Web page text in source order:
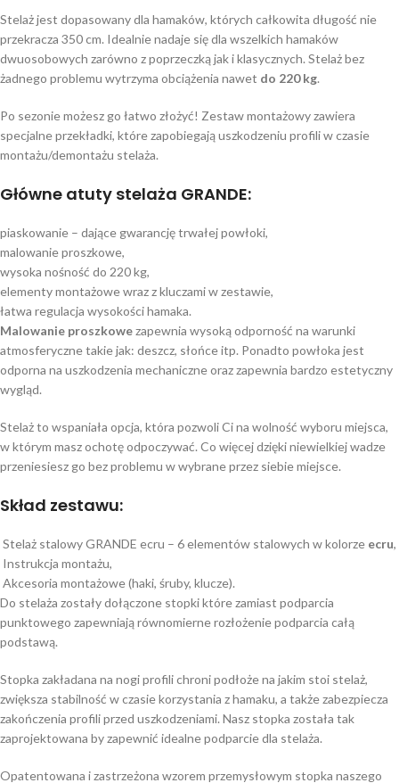
Stelaż jest dopasowany dla hamaków, których całkowita długość nie
przekracza 350 cm. Idealnie nadaje się dla wszelkich hamaków
dwuosobowych zarówno z poprzeczką jak i klasycznych. Stelaż bez
żadnego problemu wytrzyma obciążenia nawet do 220 kg.
Po sezonie możesz go łatwo złożyć! Zestaw montażowy zawiera
specjalne przekładki, które zapobiegają uszkodzeniu profili w czasie
montażu/demontażu stelaża.
Główne atuty stelaża GRANDE:
piaskowanie – dające gwarancję trwałej powłoki,
malowanie proszkowe,
wysoka nośność do 220 kg,
elementy montażowe wraz z kluczami w zestawie,
łatwa regulacja wysokości hamaka.
Malowanie proszkowezapewnia wysoką odporność na warunki
atmosferyczne takie jak: deszcz, słońce itp. Ponadto powłoka jest
odporna na uszkodzenia mechaniczne oraz zapewnia bardzo estetyczny
wygląd.
Stelaż to wspaniała opcja, która pozwoli Ci na wolność wyboru miejsca,
w którym masz ochotę odpoczywać. Co więcej dzięki niewielkiej wadze
przeniesiesz go bez problemu w wybrane przez siebie miejsce.
Skład zestawu:
Stelaż stalowy GRANDE ecru – 6 elementów stalowych w kolorze ecru,
Instrukcja montażu,
Akcesoria montażowe (haki, śruby, klucze).
Do stelaża zostały dołączone stopki które zamiast podparcia
punktowego zapewniają równomierne rozłożenie podparcia całą
podstawą.
Stopka zakładana na nogi profili chroni podłoże na jakim stoi stelaż,
zwiększa stabilność w czasie korzystania z hamaku, a także zabezpiecza
zakończenia profili przed uszkodzeniami. Nasz stopka została tak
zaprojektowana by zapewnić idealne podparcie dla stelaża.
Opatentowana i zastrzeżona wzorem przemysłowym stopka naszego